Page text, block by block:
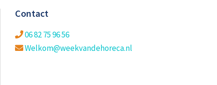
Contact
06 82 75 96 56
Welkom@weekvandehoreca.nl